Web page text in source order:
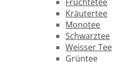
Kräutertee
Monotee
Schwarztee
Weisser Tee
Grüntee